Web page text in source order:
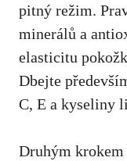
pitný režim.⁢
minerálů​ a
elasticitu
Dbejte
C, ⁤E a kyseliny
Druhým